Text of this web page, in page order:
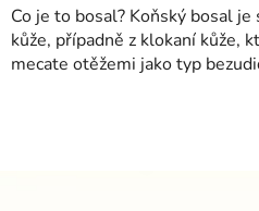
Co je to bosal? Koňský bosal
kůže, případně z klokaní kůže,
mecate otěžemi jako typ